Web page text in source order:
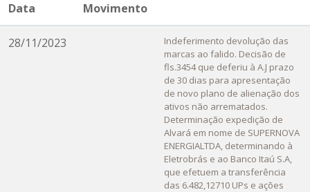
Data Movimento
28/11/2023
Indeferimento devolução das
marcas ao falido. Decisão de
fls.3454 que deferiu à A.J prazo
de 30 dias para apresentação
de novo plano de alienação dos
ativos não arrematados.
Determinação expedição de
Alvará em nome de SUPERNOVA
ENERGIALTDA, determinando à
Eletrobrás e ao Banco Itaú S.A,
que efetuem a transferência
das 6.482,12710 UPs e ações